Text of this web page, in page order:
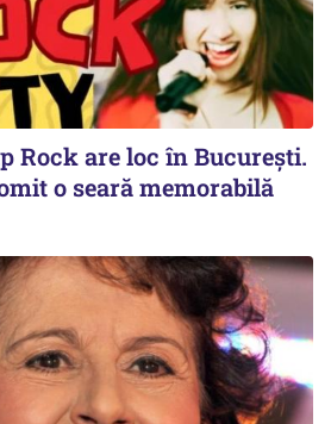
Rock are loc în București.
o seară memorabilă